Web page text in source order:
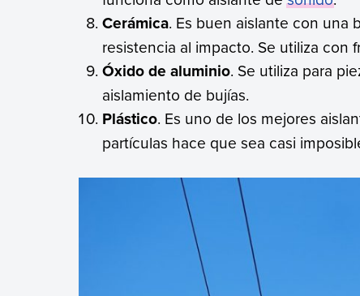
Cerámica. Es buen aislante con una
resistencia al impacto. Se utiliza
Óxido de aluminio. Se utiliza para
aislamiento de bujías.
Plástico. Es uno de los mejores
partículas hace que sea casi